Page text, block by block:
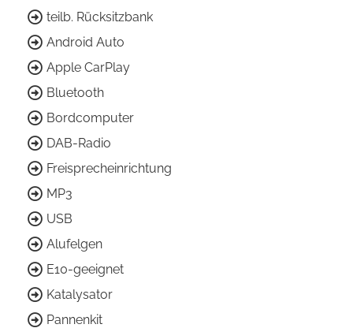
teilb. Rücksitzbank
Android Auto
Apple CarPlay
Bluetooth
Bordcomputer
DAB-Radio
Freisprecheinrichtung
MP3
USB
Alufelgen
E10-geeignet
Katalysator
Pannenkit